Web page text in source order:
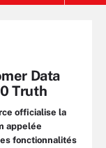
Data
Truth
officialise la
appelée
fonctionnalités